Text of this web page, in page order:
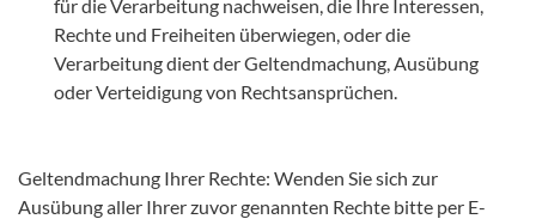
für die Verarbeitung nachweisen, die Ihre Interessen,
Rechte und Freiheiten überwiegen, oder die
Verarbeitung dient der Geltendmachung, Ausübung
oder Verteidigung von Rechtsansprüchen.
Geltendmachung Ihrer Rechte: Wenden Sie sich zur
Ausübung aller Ihrer zuvor genannten Rechte bitte per E-